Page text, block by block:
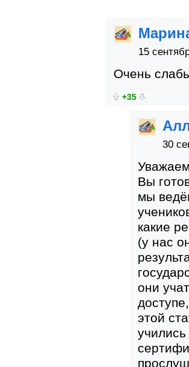
15
Очень
+35
30
Вы
мы
какие
(у нас
они
этой